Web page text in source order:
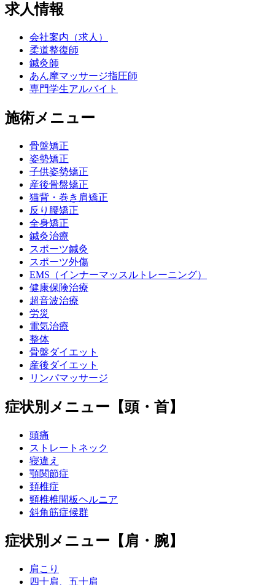
求人情報
会社案内（求人）
柔道整復師
鍼灸師
あん摩マッサージ指圧師
専門学生アルバイト
施術メニュー
骨盤矯正
姿勢矯正
子供姿勢矯正
産後骨盤矯正
猫背・巻き肩矯正
反り腰矯正
全身矯正
鍼灸治療
スポーツ鍼灸
スポーツ外傷
EMS（インナーマッスルトレーニング）
健康保険治療
超音波治療
労災
電気治療
整体
骨盤ダイエット
産後ダイエット
リンパマッサージ
症状別メニュー【頭・首】
頭痛
ストレートネック
寝違え
顎関節症
頚椎症
頸椎椎間板ヘルニア
斜角筋症候群
症状別メニュー【肩・腕】
肩こり
四十肩、五十肩